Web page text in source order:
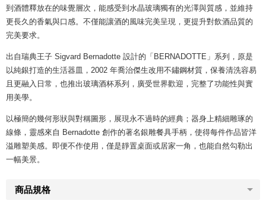
到酒體釋放在的味覺層次，能感受到水晶玻璃獨有的光澤與質感，並維持
更長久的香氣與口感。不僅能讓酒的風味完美呈現，更提升對飲酒品質的
完美要求。
出自瑞典王子 Sigvard Bernadotte 設計的「BERNADOTTE」系列，原是
以純銀打造的生活器皿，2002 年喬治傑生改用不鏽鋼材質，保養清洗容易
且更融入日常，也推出玻璃酒杯系列，廣受世界歡迎，完整了功能性與實
用美學。
以極簡的幾何形狀與對稱圖形，展現永不過時的經典；器身上精細雕琢的
線條，靈感來自 Bernadotte 創作的著名銀雕餐具手柄，使得每件作品皆洋
溢雕塑美感。即便不作使用，僅是靜置桌面或居家一角，也能自然勾勒出
一幅美景。
商品規格